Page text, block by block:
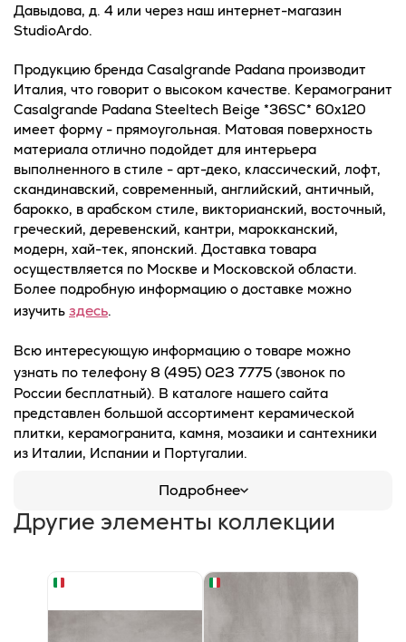
Давыдова, д. 4 или через наш интернет-магазин
StudioArdo.
Продукцию бренда Casalgrande Padana производит
Италия, что говорит о высоком качестве. Керамогранит
Casalgrande Padana Steeltech Beige *36SC* 60x120
имеет форму - прямоугольная. Матовая поверхность
материала отлично подойдет для интерьера
выполненного в стиле - арт-деко, классический, лофт,
скандинавский, современный, английский, античный,
барокко, в арабском стиле, викторианский, восточный,
греческий, деревенский, кантри, марокканский,
модерн, хай-тек, японский. Доставка товара
осуществляется по Москве и Московской области.
Более подробную информацию о доставке можно
изучить здесь.
Всю интересующую информацию о товаре можно
узнать по телефону 8 (495) 023 7775 (звонок по
России бесплатный). В каталоге нашего сайта
представлен большой ассортимент керамической
плитки, керамогранита, камня, мозаики и сантехники
из Италии, Испании и Португалии.
Подробнее
Другие элементы коллекции